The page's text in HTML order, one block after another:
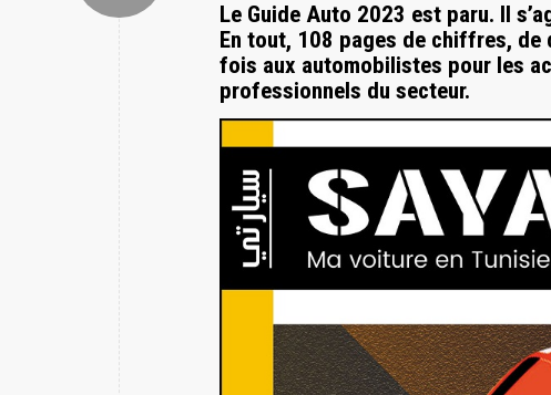
Le Guide Auto 2023 est paru. Il
En tout, 108 pages de chiffres,
fois aux automobilistes pour les
professionnels du secteur.